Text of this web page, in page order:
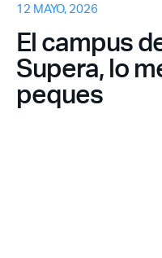
Acceso
12 MAYO, 2026
El campus
Supera, lo
peques